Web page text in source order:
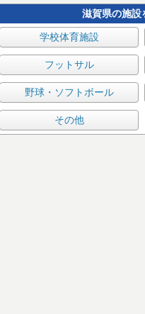
滋賀県の施設
学校体育施設
フットサル
野球・ソフトボール
その他